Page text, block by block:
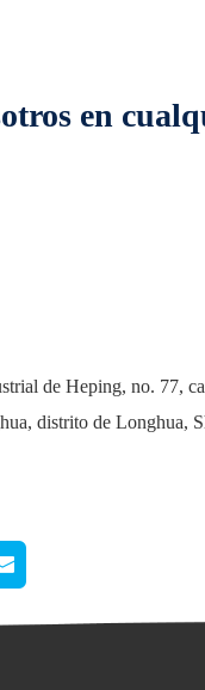
en
de Heping, no. 77,
distrito de Longhua,